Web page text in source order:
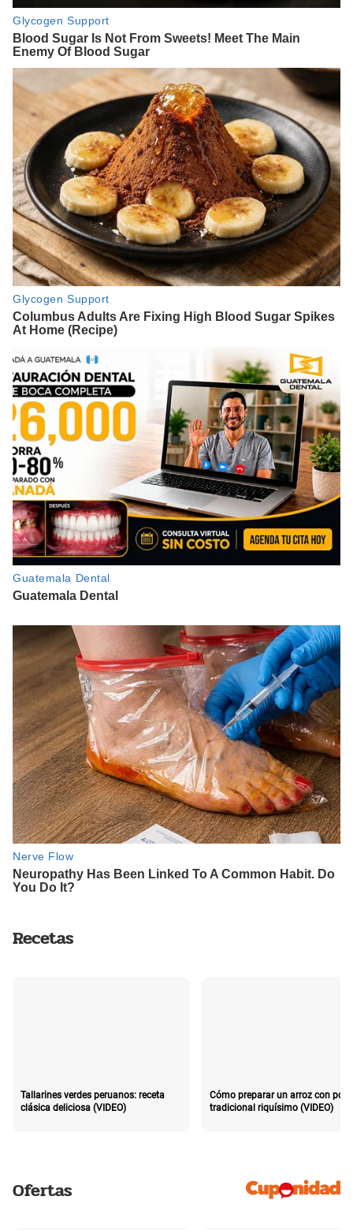
Recetas
Tallarines verdes peruanos: receta
clásica deliciosa (VIDEO)
Cómo preparar un arroz con pollo
tradicional riquísimo (VIDEO)
Ofertas